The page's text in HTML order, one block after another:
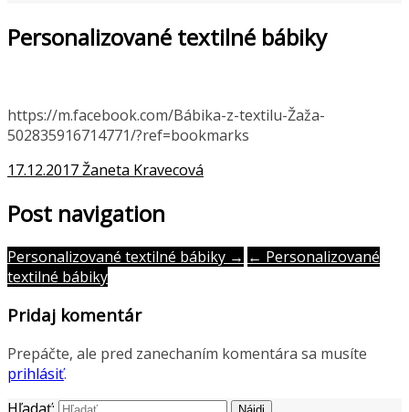
Personalizované textilné bábiky
https://m.facebook.com/Bábika-z-textilu-Žaža-
502835916714771/?ref=bookmarks
17.12.2017Žaneta Kravecová
Post navigation
Personalizované textilné bábiky → ← Personalizované
textilné bábiky
Pridaj komentár
Prepáčte, ale pred zanechaním komentára sa musíte
prihlásiť.